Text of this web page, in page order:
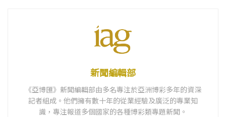
新聞編輯部
《亞博匯》新聞編輯部由多名專注於亞洲博彩多年的資深
記者組成。他們擁有數十年的從業經驗及廣泛的專業知
識，專注報道多個國家的各種博彩類專題新聞。